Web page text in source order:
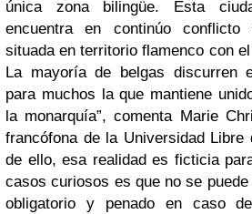
única zona bilingüe. Esta
encuentra en continúo
situada en territorio flamenco con
La mayoría de belgas discurren
para muchos la que mantiene
la monarquía”, comenta Marie
francófona de la Universidad Libre
de ello, esa realidad es ficticia
casos curiosos es que no se
obligatorio y penado en caso